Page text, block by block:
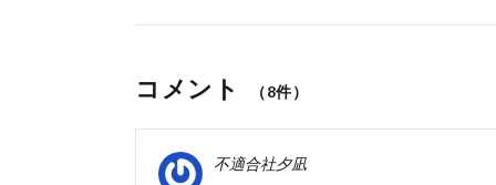
コメント （8件）
不適合社夕凪